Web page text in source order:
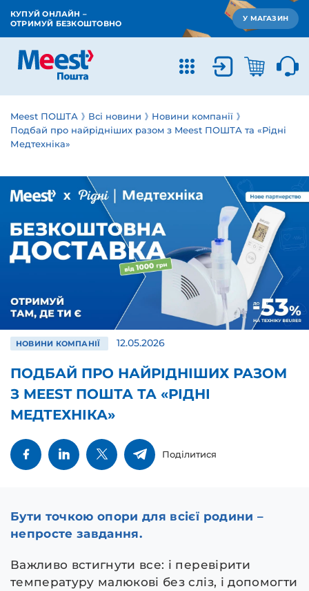
КУПУЙ ОНЛАЙН –
ОТРИМУЙ БЕЗКОШТОВНО
У МАГАЗИН
Meest ПОШТА Всі новини
Новини компанії
Подбай про найрідніших разом з Meest ПОШТА та «Рідні
Медтехніка»
НОВИНИ КОМПАНІЇ 12.05.2026
ПОДБАЙ ПРО НАЙРІДНІШИХ РАЗОМ
З MEEST ПОШТА ТА «РІДНІ
МЕДТЕХНІКА»
Поділитися
Бути точкою опори для всієї родини –
непросте завдання.
Важливо встигнути все: і перевірити
температуру малюкові без сліз, і допомогти